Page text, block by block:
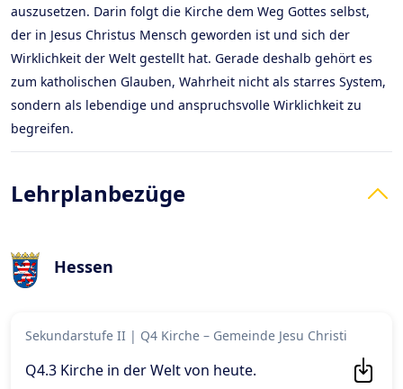
auszusetzen. Darin folgt die Kirche dem Weg Gottes selbst,
der in Jesus Christus Mensch geworden ist und sich der
Wirklichkeit der Welt gestellt hat. Gerade deshalb gehört es
zum katholischen Glauben, Wahrheit nicht als starres System,
sondern als lebendige und anspruchsvolle Wirklichkeit zu
begreifen.
Lehrplanbezüge
Hessen
Sekundarstufe II | Q4 Kirche – Gemeinde Jesu Christi
Q4.3 Kirche in der Welt von heute.